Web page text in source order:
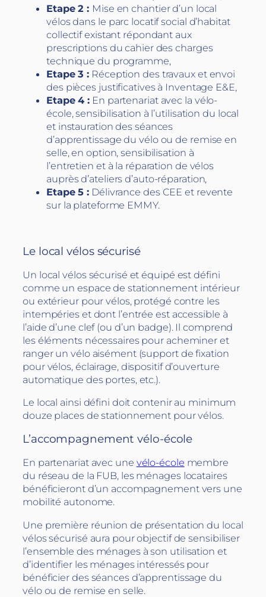
Etape 2 : Mise en chantier d’un local
vélos dans le parc locatif social d’habitat
collectif existant répondant aux
prescriptions du cahier des charges
technique du programme,
Etape 3 : Réception des travaux et envoi
des pièces justificatives à Inventage E&E,
Etape 4 : En partenariat avec la vélo-
école, sensibilisation à l’utilisation du local
et instauration des séances
d’apprentissage du vélo ou de remise en
selle, en option, sensibilisation à
l’entretien et à la réparation de vélos
auprès d’ateliers d’auto-réparation,
Etape 5 : Délivrance des CEE et revente
sur la plateforme EMMY.
Le local vélos sécurisé
Un local vélos sécurisé et équipé est défini
comme un espace de stationnement intérieur
ou extérieur pour vélos, protégé contre les
intempéries et dont l’entrée est accessible à
l’aide d’une clef (ou d’un badge). Il comprend
les éléments nécessaires pour acheminer et
ranger un vélo aisément (support de fixation
pour vélos, éclairage, dispositif d’ouverture
automatique des portes, etc.).
Le local ainsi défini doit contenir au minimum
douze places de stationnement pour vélos.
L’accompagnement vélo-école
En partenariat avec une vélo-école membre
du réseau de la FUB, les ménages locataires
bénéficieront d’un accompagnement vers une
mobilité autonome.
Une première réunion de présentation du local
vélos sécurisé aura pour objectif de sensibiliser
l’ensemble des ménages à son utilisation et
d’identifier les ménages intéressés pour
bénéficier des séances d’apprentissage du
vélo ou de remise en selle.